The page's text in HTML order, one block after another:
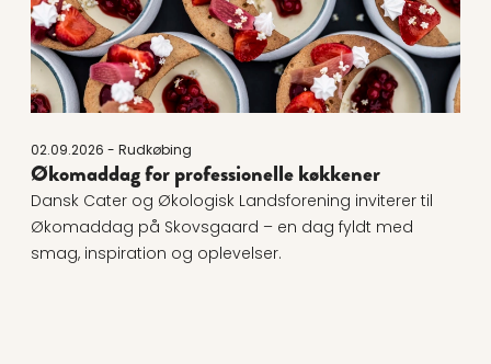
02.09.2026 - Rudkøbing
Økomaddag for professionelle køkkener
Dansk Cater og Økologisk Landsforening inviterer til
Økomaddag på Skovsgaard – en dag fyldt med
smag, inspiration og oplevelser.